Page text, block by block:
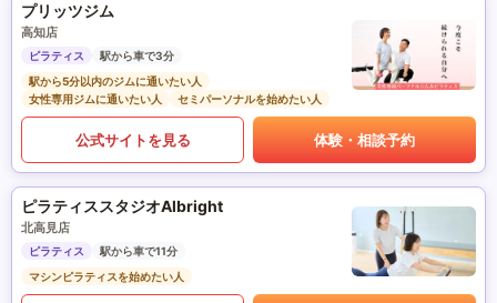
プリッツジム
高知店
ピラティス
駅から車で3分
駅から5分以内のジムに通いたい人
女性専用ジムに通いたい人
セミパーソナルを始めたい人
公式サイトを見る 体験・相談予約
ピラティススタジオAlbright
北高見店
ピラティス
駅から車で11分
マシンピラティスを始めたい人